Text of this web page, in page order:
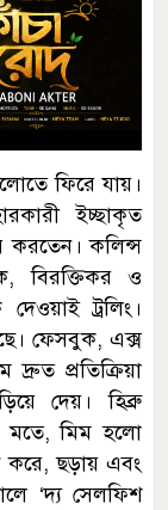
ফিরে যায়।
ইচ্ছাকৃত
করতেন। কলিন্স
বিরক্তিকর ও
ট্রলিং।
ফেসবুক, এক্স
প্রতিক্রিয়া
দেয়। হিব্রু
মতে, মিম হলো
করে, ছড়ায় এবং
‘দ্য সেলফিশ